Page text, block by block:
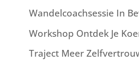
Wandelcoachsessie In
Workshop Ontdek Je
Traject Meer